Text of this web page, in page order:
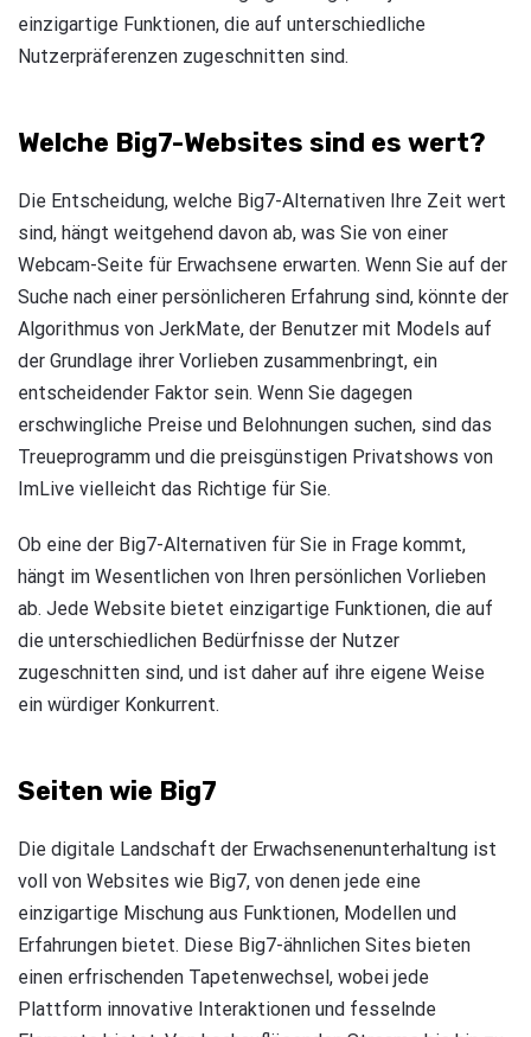
einzigartige Funktionen, die auf unterschiedliche
Nutzerpräferenzen zugeschnitten sind.
Welche Big7-Websites sind es wert?
Die Entscheidung, welche Big7-Alternativen Ihre Zeit wert
sind, hängt weitgehend davon ab, was Sie von einer
Webcam-Seite für Erwachsene erwarten. Wenn Sie auf der
Suche nach einer persönlicheren Erfahrung sind, könnte der
Algorithmus von JerkMate, der Benutzer mit Models auf
der Grundlage ihrer Vorlieben zusammenbringt, ein
entscheidender Faktor sein. Wenn Sie dagegen
erschwingliche Preise und Belohnungen suchen, sind das
Treueprogramm und die preisgünstigen Privatshows von
ImLive vielleicht das Richtige für Sie.
Ob eine der Big7-Alternativen für Sie in Frage kommt,
hängt im Wesentlichen von Ihren persönlichen Vorlieben
ab. Jede Website bietet einzigartige Funktionen, die auf
die unterschiedlichen Bedürfnisse der Nutzer
zugeschnitten sind, und ist daher auf ihre eigene Weise
ein würdiger Konkurrent.
Seiten wie Big7
Die digitale Landschaft der Erwachsenenunterhaltung ist
voll von Websites wie Big7, von denen jede eine
einzigartige Mischung aus Funktionen, Modellen und
Erfahrungen bietet. Diese Big7-ähnlichen Sites bieten
einen erfrischenden Tapetenwechsel, wobei jede
Plattform innovative Interaktionen und fesselnde